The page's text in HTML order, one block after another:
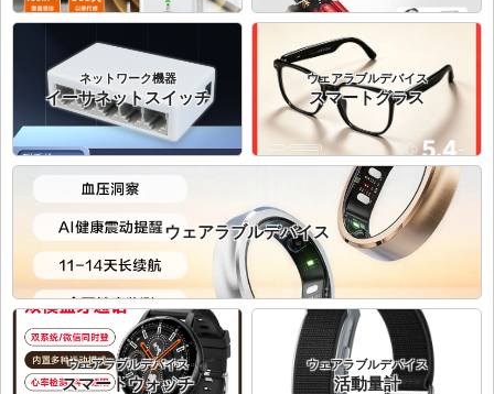
ネットワーク機器
イーサネットスイッチ
ウェアラブルデバイス
ウェアラブルデバイス
スマートグラス
ウェアラブルデバイス
スマートウォッチ
ウェアラブルデバイス
活動量計